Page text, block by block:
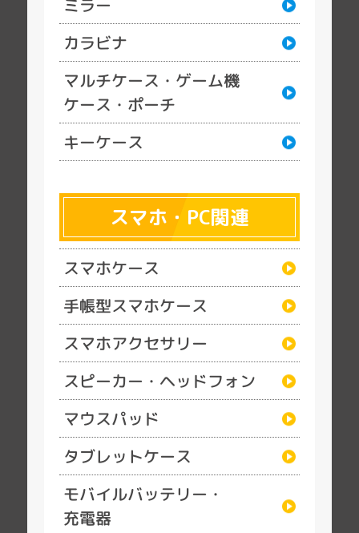
ミラー
カラビナ
マルチケース・ゲーム機
ケース・ポーチ
キーケース
スマホ・PC関連
スマホケース
手帳型スマホケース
スマホアクセサリー
スピーカー・ヘッドフォン
マウスパッド
タブレットケース
モバイルバッテリー・
充電器